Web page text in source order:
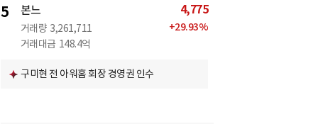
5 본느
거래량 3,261,711
거래대금 148.4억
4,775
+29.93%
구미현 전 아워홈 회장 경영권 인수